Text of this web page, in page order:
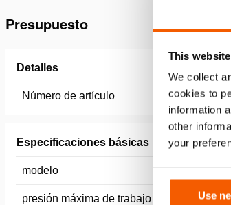
This
We collect
cookies to
information
other
your
Use
Presupuesto
Detalles
Número de artículo
Especificaciones básicas
modelo
presión máxima de trabajo